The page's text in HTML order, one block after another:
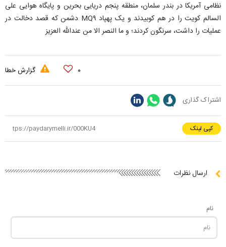
نظامی آمریکا در بندر سلمان، منطقه پنجم دریایی بحرین و پایگاه هوایی علی
السالم کویت را در هم کوبیدند و یک پهپاد MQ۹ دشمن که قصد دخالت در
عملیات را داشت، سرنگون کردند؛ و ما النصر الا من عندالله العزیز
۰ گزارش خطا
اشتراک گذاری
کپی لینک
ارسال نظرات
نام